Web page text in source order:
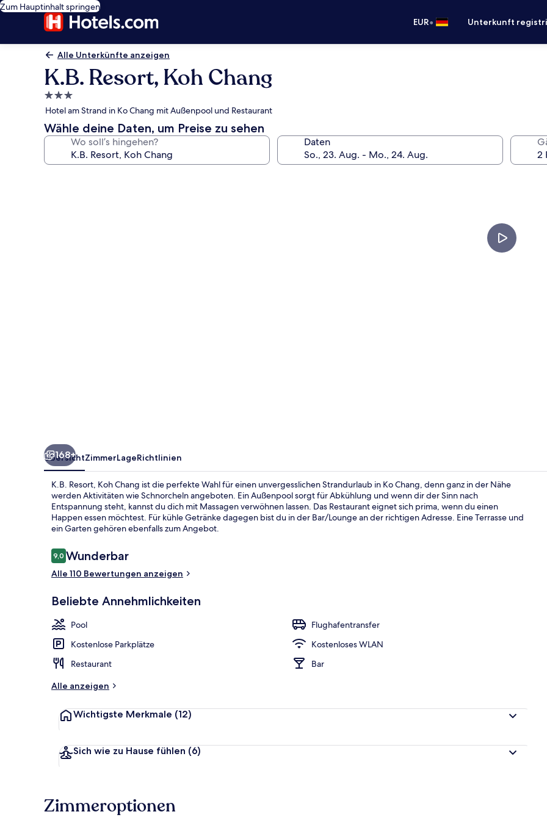
Zum Hauptinhalt springen
EUR• Unterkunft
Alle Unterkünfte anzeigen
K.B. Resort, Koh Chang
3.0-
Sterne-
Unterkunft
Hotel am Strand in Ko Chang mit Außenpool und Restaurant
Wähle deine Daten, um Preise zu sehen
Wo soll’s hingehen? Daten
Bar (in der
168+
ÜbersichtZimmerLageRichtlinien
K.B. Resort, Koh Chang ist die perfekte Wahl für einen unvergesslichen Strandurlaub in Ko Chang, denn ganz in der Nähe
werden Aktivitäten wie Schnorcheln angeboten. Ein Außenpool sorgt für Abkühlung und wenn dir der Sinn nach
Entspannung steht, kannst du dich mit Massagen verwöhnen lassen. Das Restaurant eignet sich prima, wenn du einen
Happen essen möchtest. Für kühle Getränke dagegen bist du in der Bar/Lounge an der richtigen Adresse. Eine Terrasse und
ein Garten gehören ebenfalls zum Angebot.
Bewertungen
9,09,0 von 10.
Wunderbar
Alle 110 Bewertungen anzeigen
Beliebte Annehmlichkeiten
Pool
Flughafentransfer
Kostenlose Parkplätze
Kostenloses WLAN
Restaurant
Bar
Alle anzeigen
Wichtigste Merkmale (12)
Sich wie zu Hause fühlen (6)
Zimmeroptionen